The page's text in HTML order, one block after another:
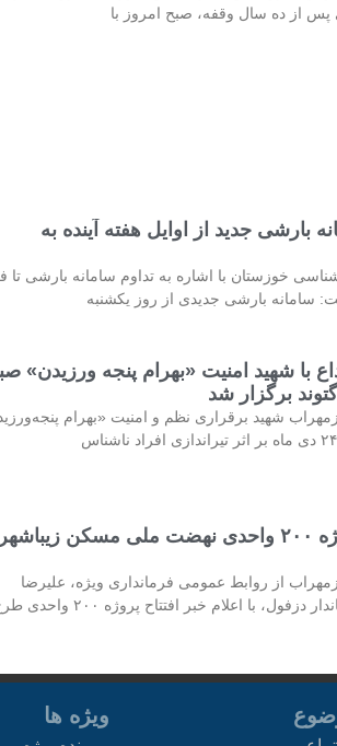
از ده سال وقفه، صبح امروز با
بارشی جدید از اوایل هفته آینده به
خوزستان با اشاره به تداوم سامانه بارشی تا
سامانه بارشی جدیدی از روز یکشنبه
با شهید امنیت «بهرام پنجه ورزیدن»
برگزار شد
شهید برقراری نظم و امنیت «بهرام
افتتاح پروژه ۲۰۰ واحدی نهضت ملی مسکن
از روابط عمومی فرمانداری ویژه، علیرضا
دزفول، با اعلام خبر افتتاح پروژه ۲۰۰ واحدی طرح
ویژه ها